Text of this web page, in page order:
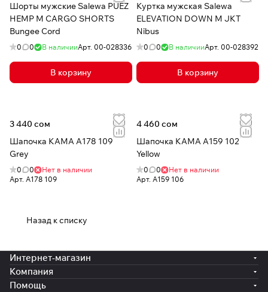
Шорты мужские Salewa PUEZ
HEMP M CARGO SHORTS
Bungee Cord
0 0 В наличииАрт. 00-028336
В корзину
Куртка мужская Salewa
ELEVATION DOWN M JKT
Nibus
0 0 В наличииАрт. 00-028392
В корзину
3 440 сом
Шапочка КАМА A178 109
Grey
0 0
Нет в наличии
Арт. A178 109
4 460 сом
Шапочка КАМА A159 102
Yellow
0 0
Нет в наличии
Арт. A159 106
Назад к списку
Интернет-магазин
Компания
Помощь